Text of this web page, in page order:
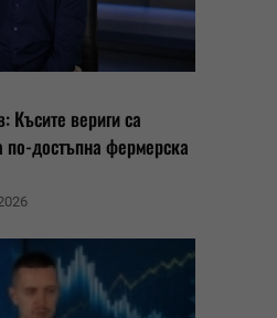
Късите вериги са
по-достъпна фермерска